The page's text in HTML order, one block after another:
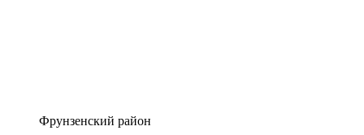
Фрунзенский район